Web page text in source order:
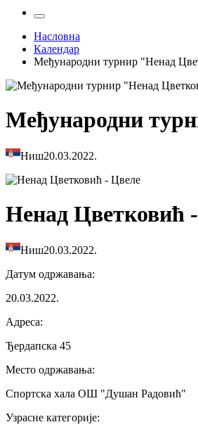
Насловна
Календар
Међународни турнир "Ненад
Међународни
Ниш20.03.2022.
Ненад Цветковић
Ниш20.03.2022.
Датум одржавања:
20.03.2022.
Адреса:
Ђердапска 45
Место одржавања:
Спортска хала ОШ "Душан Радовић"
Узрасне категорије: